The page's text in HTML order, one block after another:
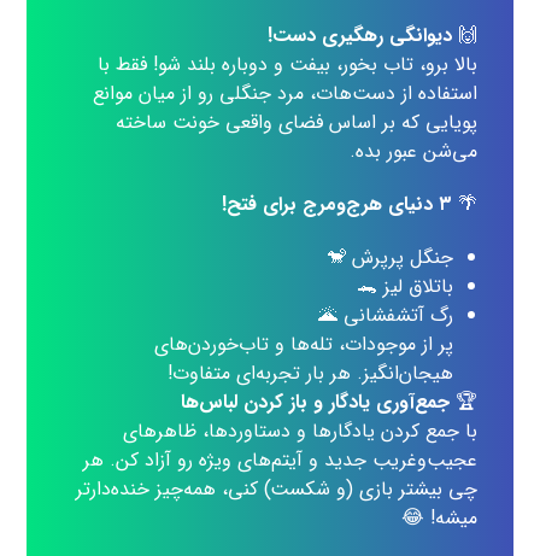
🙌دیوانگی رهگیری دست!
بالا برو، تاب بخور، بیفت و دوباره بلند شو! فقط با
استفاده از دست‌هات، مرد جنگلی رو از میان موانع
پویایی که بر اساس فضای واقعی خونت ساخته
می‌شن عبور بده.
🌴 ۳ دنیای هرج‌ومرج برای فتح!
جنگل پرپرش 🐒
باتلاق لیز 🐊
رگ آتشفشانی 🌋
پر از موجودات، تله‌ها و تاب‌خوردن‌های
هیجان‌انگیز. هر بار تجربه‌ای متفاوت!
🏆جمع‌آوری یادگار و باز کردن لباس‌ها
با جمع کردن یادگارها و دستاوردها، ظاهرهای
عجیب‌وغریب جدید و آیتم‌های ویژه رو آزاد کن. هر
چی بیشتر بازی (و شکست) کنی، همه‌چیز خنده‌دارتر
میشه! 😂